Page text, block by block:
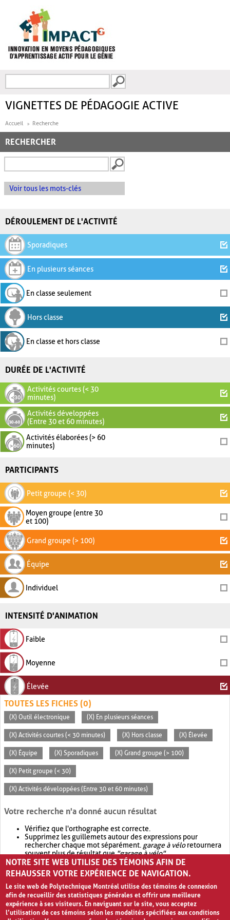
FORMULAIRE DE
VIGNETTES DE PÉDAGOGIE ACTIVE
Accueil Recherche
RECHERCHER
Voir tous les mots-clés
DÉROULEMENT DE L'ACTIVITÉ
Sporadiques
En plusieurs séances
En classe seulement
Hors classe
En classe et hors classe
DURÉE DE L'ACTIVITÉ
Activités courtes (< 30
minutes)
Activités développées
(Entre 30 et 60 minutes)
Activités élaborées (> 60
minutes)
PARTICIPANTS
Petit groupe (< 30)
Moyen groupe (entre 30
et 100)
Grand groupe (> 100)
Équipe
Individuel
INTENSITÉ D'ANIMATION
Faible
Moyenne
Élevée
TOUTES LES FICHES (0)
(X) Outil électronique (X) En plusieurs séances
(X) Activités courtes (< 30 minutes) (X) Hors classe (X) Élevée
(X) Équipe (X) Sporadiques (X) Grand groupe (> 100)
(X) Petit groupe (< 30)
(X) Activités développées (Entre 30 et 60 minutes)
Votre recherche n'a donné aucun résultat
Vérifiez que l'orthographe est correcte.
Supprimez les guillemets autour des expressions pour
rechercher chaque mot séparément. garage à véloretournera
souvent plus de résultat que"garage à vélo".
Envisagez d'élargir votre recherche avec OR.garage OR vélo
retournera souvent plus de résultat quegarage à vélo
NOTRE SITE WEB UTILISE DES TÉMOINS AFIN DE
REHAUSSER VOTRE EXPÉRIENCE DE NAVIGATION.
Le site web de Polytechnique Montréal utilise des témoins de connexion
afin de recueillir des statistiques générales et offrir une meilleure
expérience à ses visiteurs. En naviguant sur le site, vous acceptez
l’utilisation de ces témoins selon les modalités spécifiées aux conditions